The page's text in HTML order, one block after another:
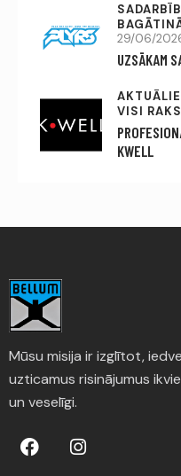
29/06/
UZSĀKAM
VISI
KWELL
Mūsu misija ir izglītot,
uzticamus risinājumus
un veselīgi.